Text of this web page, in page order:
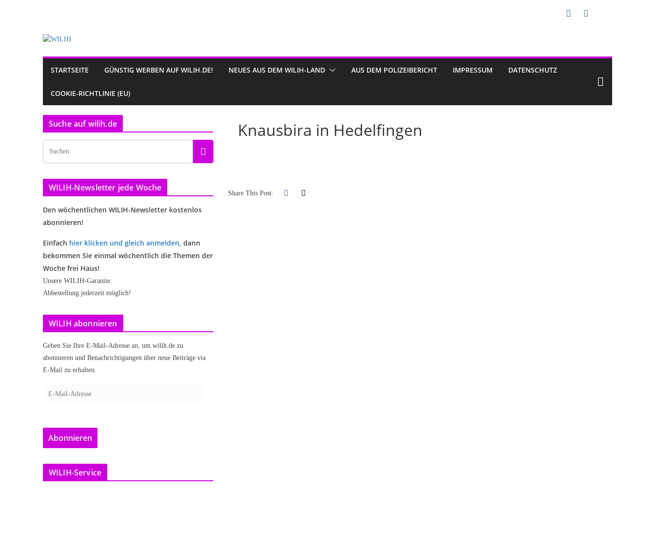
STARTSEITE GÜNSTIG WERBEN AUF WILIH.DE! NEUES AUS DEM WILIH-LAND AUS DEM POLIZEIBERICHT IMPRESSUM DATENSCHUTZ
COOKIE-RICHTLINIE (EU)
Knausbira in Hedelfingen
Share This Post:
Suche auf wilih.de
WILIH-Newsletter jede Woche
Den wöchentlichen WILIH-Newsletter kostenlos
abonnieren!
Einfach hier klicken und gleich anmelden, dann
bekommen Sie einmal wöchentlich die Themen der
Woche frei Haus!
Unsere WILIH-Garantie:
Abbestellung jederzeit möglich!
WILIH abonnieren
Geben Sie Ihre E-Mail-Adresse an, um wilih.de zu
abonnieren und Benachrichtigungen über neue Beiträge via
E-Mail zu erhalten.
a
l
-
Abonnieren
WILIH-Service